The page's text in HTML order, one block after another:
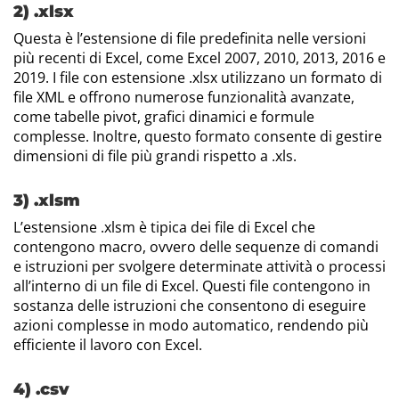
2) .xlsx
Questa è l’estensione di file predefinita nelle versioni
più recenti di Excel, come Excel 2007, 2010, 2013, 2016 e
2019. I file con estensione .xlsx utilizzano un formato di
file XML e offrono numerose funzionalità avanzate,
come tabelle pivot, grafici dinamici e formule
complesse. Inoltre, questo formato consente di gestire
dimensioni di file più grandi rispetto a .xls.
3) .xlsm
L’estensione .xlsm è tipica dei file di Excel che
contengono macro, ovvero delle sequenze di comandi
e istruzioni per svolgere determinate attività o processi
all’interno di un file di Excel. Questi file contengono in
sostanza delle istruzioni che consentono di eseguire
azioni complesse in modo automatico, rendendo più
efficiente il lavoro con Excel.
4) .csv